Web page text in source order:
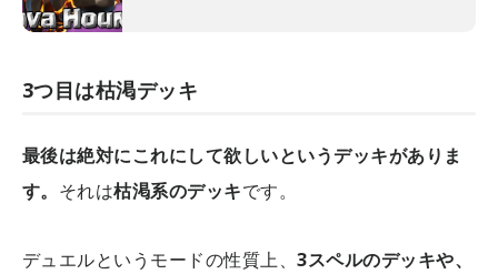
3つ目は枯渇デッキ
最後は絶対にこれにして欲しいというデッキがありま
す。 それは枯渇系のデッキです。
デュエルというモードの性質上、3スペルのデッキや、